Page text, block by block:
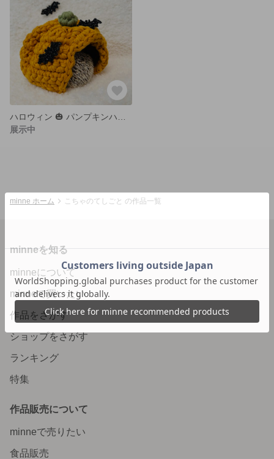
展示中
minne ホーム こちゃのてしごと の作品一覧
minneを知る
minneについて
minneで買いたい
作品をさがす
ショップをさがす
ランキング
特集
作品販売について
minneで売りたい
食品販売